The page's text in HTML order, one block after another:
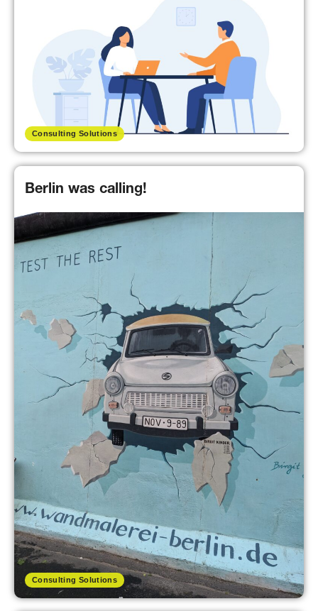
Consulting Solutions
Consulting Solutions
Berlin was calling!